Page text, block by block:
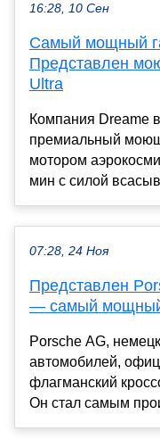
16:28, 10 Сен
Самый мощный
Представлен
Ultra
Компания Dreame
премиальный
мотором
мин с силой
07:28, 24 Ноя
Представлен
— самый мощный
Porsche AG,
автомобилей,
флагманский
Он стал самым